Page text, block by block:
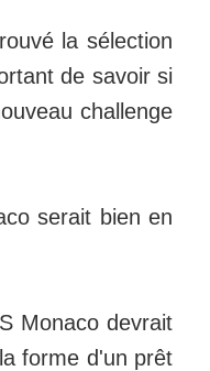
la sélection
de savoir si
challenge
serait bien en
Monaco devrait
forme d'un prêt